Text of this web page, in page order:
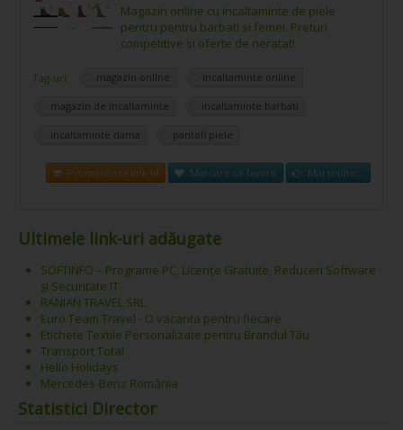
Magazin online cu incaltaminte de piele
pentru pentru barbati si femei. Preturi
competitive si oferte de neratat!
Tag-uri: magazin online incaltaminte online
magazin de incaltaminte incaltaminte barbati
incaltaminte dama pantofi piele
Promovează link-ul Marcare ca favorit Mai multe...
Ultimele link-uri adăugate
SOFTINFO – Programe PC, Licențe Gratuite, Reduceri Software
și Securitate IT
RANIAN TRAVEL SRL
Euro Team Travel - O vacanta pentru fiecare
Etichete Textile Personalizate pentru Brandul Tău
Transport Total
Hello Holidays
Mercedes-Benz România
Statistici Director